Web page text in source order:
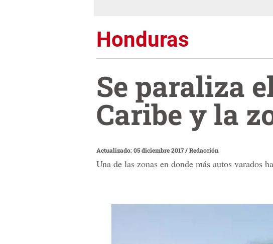
Honduras
Se paraliza
Caribe y la
Actualizado: 05 diciembre 2017/Redacción
Una de las zonas en donde más autos varados